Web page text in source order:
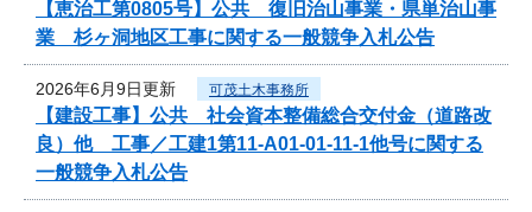
【恵治工第0805号】公共 復旧治山事業・県単治山事
業 杉ヶ洞地区工事に関する一般競争入札公告
2026年6月9日更新 可茂土木事務所
【建設工事】公共 社会資本整備総合交付金（道路改
良）他 工事／工建1第11-A01-01-11-1他号に関する
一般競争入札公告